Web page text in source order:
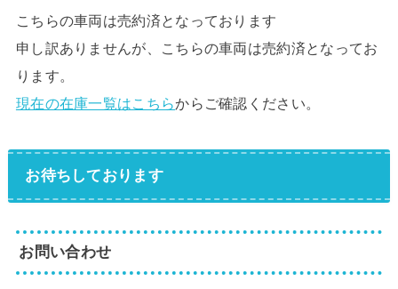
こちらの車両は売約済となっております
申し訳ありませんが、こちらの車両は売約済となってお
ります。
現在の在庫一覧はこちらからご確認ください。
お待ちしております
お問い合わせ